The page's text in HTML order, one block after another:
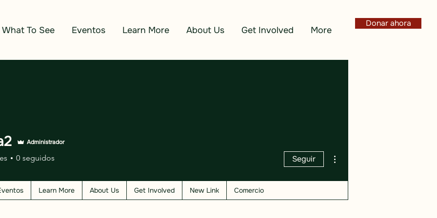
What To See Eventos Learn More About Us Get Involved More
Donar ahora
Administrador
0 seguidos Seguir
Learn More About Us Get Involved New Link Comercio